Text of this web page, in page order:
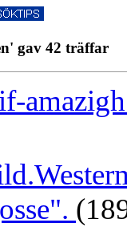
gav 42 träffar